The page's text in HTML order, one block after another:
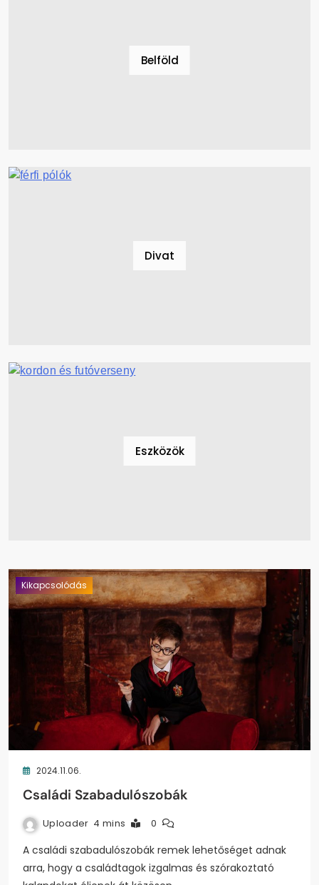
Belföld
Divat
Eszközök
Kikapcsolódás
2024.11.06.
Családi Szabadulószobák
Uploader 4 mins 0
A családi szabadulószobák remek lehetőséget adnak
arra, hogy a családtagok izgalmas és szórakoztató